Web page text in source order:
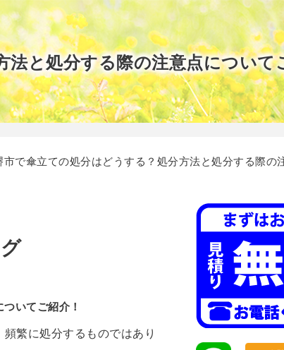
と処分する際の注意点について
市で傘立ての処分はどうする？処分方法と処分する際の
いてご紹介！
繁に処分するものではあり